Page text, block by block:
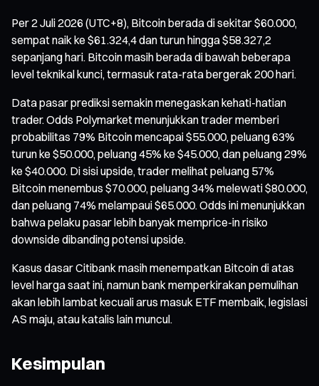
Per 2 Juli 2026 (UTC+8), Bitcoin berada di sekitar $60.000,
sempat naik ke $61.324,4 dan turun hingga $58.327,2
sepanjang hari. Bitcoin masih berada di bawah beberapa
level teknikal kunci, termasuk rata-rata bergerak 200 hari.
Data pasar prediksi semakin menegaskan kehati-hatian
trader. Odds Polymarket menunjukkan trader memberi
probabilitas 79% Bitcoin mencapai $55.000, peluang 63%
turun ke $50.000, peluang 45% ke $45.000, dan peluang 29%
ke $40.000. Di sisi upside, trader melihat peluang 57%
Bitcoin menembus $70.000, peluang 34% melewati $80.000,
dan peluang 74% melampaui $65.000. Odds ini menunjukkan
bahwa pelaku pasar lebih banyak memprice-in risiko
downside dibanding potensi upside.
Kasus dasar Citibank masih menempatkan Bitcoin di atas
level harga saat ini, namun bank memperkirakan pemulihan
akan lebih lambat kecuali arus masuk ETF membaik, legislasi
AS maju, atau katalis lain muncul.
Kesimpulan